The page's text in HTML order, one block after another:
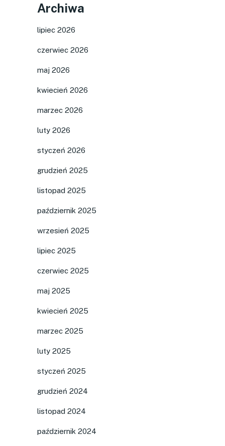
Archiwa
lipiec 2026
czerwiec 2026
maj 2026
kwiecień 2026
marzec 2026
luty 2026
styczeń 2026
grudzień 2025
listopad 2025
październik 2025
wrzesień 2025
lipiec 2025
czerwiec 2025
maj 2025
kwiecień 2025
marzec 2025
luty 2025
styczeń 2025
grudzień 2024
listopad 2024
październik 2024